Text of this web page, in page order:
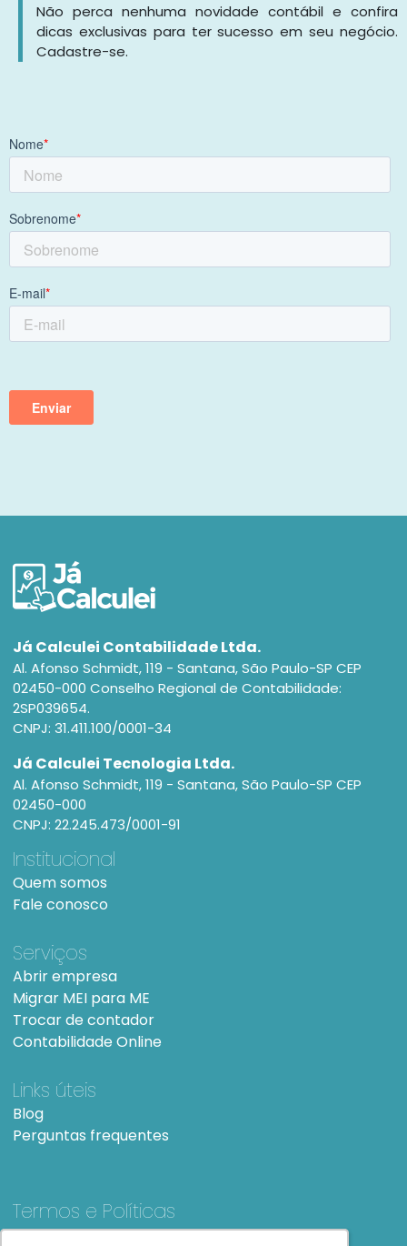
Não perca nenhuma novidade contábil e confira
dicas exclusivas para ter sucesso em seu negócio.
Cadastre-se.
Já Calculei Contabilidade Ltda.
Al. Afonso Schmidt, 119 - Santana, São Paulo-SP CEP
02450-000 Conselho Regional de Contabilidade:
2SP039654.
CNPJ: 31.411.100/0001-34
Já Calculei Tecnologia Ltda.
Al. Afonso Schmidt, 119 - Santana, São Paulo-SP CEP
02450-000
CNPJ: 22.245.473/0001-91
Institucional
Quem somos
Fale conosco
Serviços
Abrir empresa
Migrar MEI para ME
Trocar de contador
Contabilidade Online
Links úteis
Blog
Perguntas frequentes
Termos e Políticas
Termos e condições de UsoSiteMap